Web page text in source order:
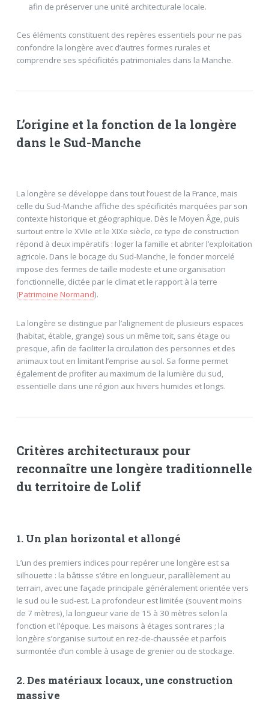
afin de préserver une unité architecturale locale.
Ces éléments constituent des repères essentiels pour ne pas
confondre la longère avec d’autres formes rurales et
comprendre ses spécificités patrimoniales dans la Manche.
L’origine et la fonction de la longère
dans le Sud-Manche
La longère se développe dans tout l’ouest de la France, mais
celle du Sud-Manche affiche des spécificités marquées par son
contexte historique et géographique. Dès le Moyen Âge, puis
surtout entre le XVIIe et le XIXe siècle, ce type de construction
répond à deux impératifs : loger la famille et abriter l’exploitation
agricole. Dans le bocage du Sud-Manche, le foncier morcelé
impose des fermes de taille modeste et une organisation
fonctionnelle, dictée par le climat et le rapport à la terre
(Patrimoine Normand).
La longère se distingue par l’alignement de plusieurs espaces
(habitat, étable, grange) sous un même toit, sans étage ou
presque, afin de faciliter la circulation des personnes et des
animaux tout en limitant l’emprise au sol. Sa forme permet
également de profiter au maximum de la lumière du sud,
essentielle dans une région aux hivers humides et longs.
Critères architecturaux pour
reconnaître une longère traditionnelle
du territoire de Lolif
1. Un plan horizontal et allongé
L’un des premiers indices pour repérer une longère est sa
silhouette : la bâtisse s’étire en longueur, parallèlement au
terrain, avec une façade principale généralement orientée vers
le sud ou le sud-est. La profondeur est limitée (souvent moins
de 7 mètres), la longueur varie de 15 à 30 mètres selon la
fonction et l’époque. Les maisons à étages sont rares ; la
longère s’organise surtout en rez-de-chaussée et parfois
surmontée d’un comble à usage de grenier ou de stockage.
2. Des matériaux locaux, une construction
massive